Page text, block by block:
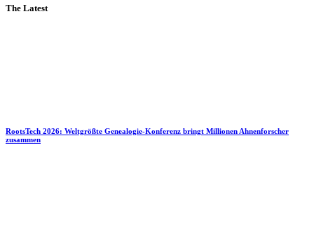
The Latest
RootsTech 2026: Weltgrößte Genealogie-Konferenz bringt Millionen Ahnenforscher
zusammen